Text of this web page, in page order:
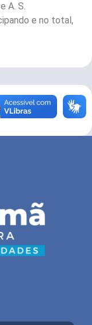
A. S.
e no total,